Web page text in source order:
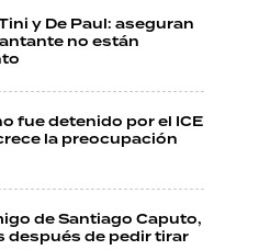
y De Paul: aseguran
no están
fue detenido por el ICE
la preocupación
de Santiago Caputo,
después de pedir tirar